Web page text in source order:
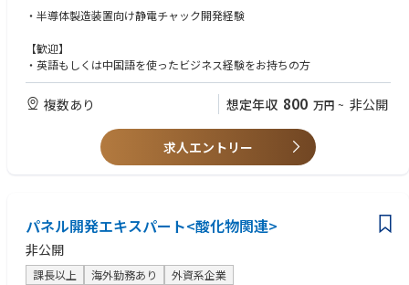
・半導体製造装置向け静電チャック開発経験
【歓迎】
・英語もしくは中国語を使ったビジネス経験をお持ちの方
複数あり 想定年収 800 万円 ~ 非公開
求人エントリー
パネル開発エキスパート<酸化物関連>
非公開
課長以上 海外勤務あり 外資系企業